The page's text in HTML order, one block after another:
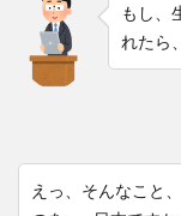
もし、
れたら、
えっ、そんなこと